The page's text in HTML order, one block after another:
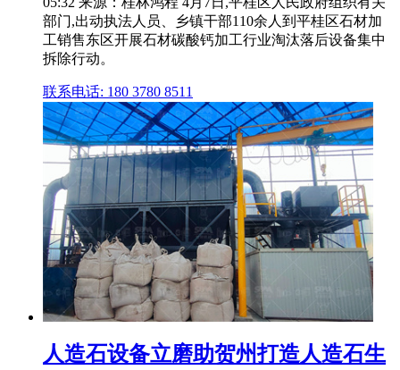
部门,出动执法人员、乡镇干部110余人到平桂区石材加
工销售东区开展石材碳酸钙加工行业淘汰落后设备集中
拆除行动。
联系电话: 180 3780 8511
人造石设备立磨助贺州打造人造石生